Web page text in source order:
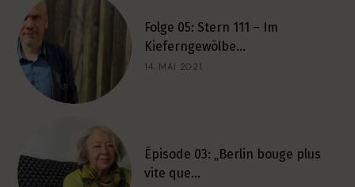
Folge 05: Stern 111 – Im
Kieferngewölbe…
14. MAI 2021
Épisode 03: „Berlin bouge plus
vite que…